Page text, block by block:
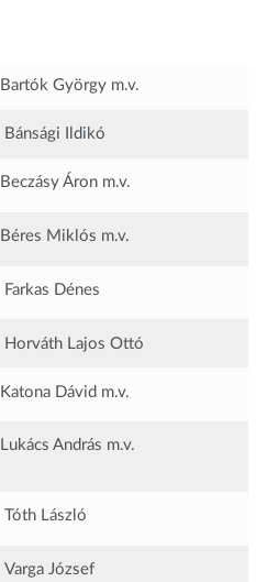
Bartók György m.v.
Bánsági Ildikó
Beczásy Áron m.v.
Béres Miklós m.v.
Farkas Dénes
Horváth Lajos Ottó
Katona Dávid m.v.
Lukács András m.v.
Tóth László
Varga József